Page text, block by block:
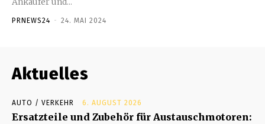
PRNEWS24 - 24. MAI 2024
Aktuelles
AUTO / VERKEHR 6. AUGUST 2026
Ersatzteile und Zubehör für Austauschmotoren: